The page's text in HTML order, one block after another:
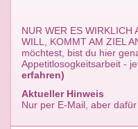
NUR WER ES WIRKLICH
WILL, KOMMT AM ZIEL
möchtest, bist du hier
Appetitlosogkeitsarbeit -
erfahren)
Aktueller Hinweis
Nur per E-Mail, aber